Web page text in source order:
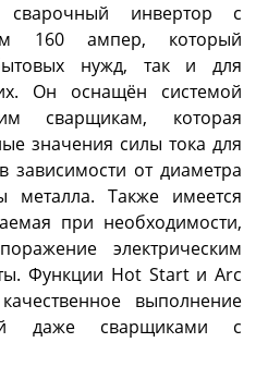
cварочный инвертор с
160 ампер, который
нужд, так и для
Он оснащён системой
сварщикам, которая
значения силы тока для
зависимости от диаметра
металла. Также имеется
при необходимости,
электрическим
Функции Hot Start и Arc
выполнение
даже сварщиками с